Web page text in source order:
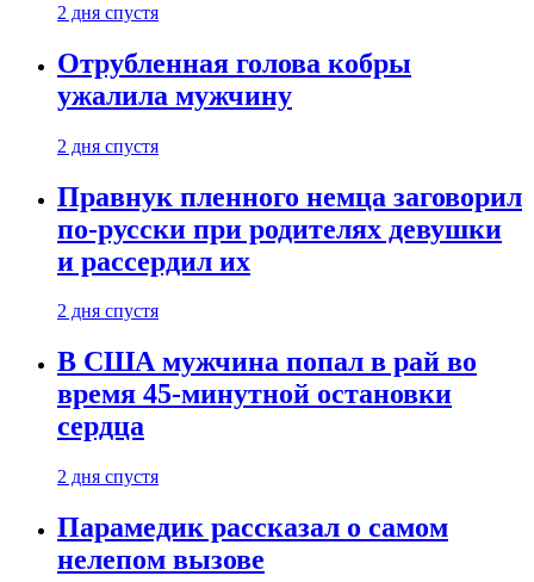
2 дня спустя
Отрубленная голова кобры
ужалила мужчину
2 дня спустя
Правнук пленного немца заговорил
по-русски при родителях девушки
и рассердил их
2 дня спустя
В США мужчина попал в рай во
время 45-минутной остановки
сердца
2 дня спустя
Парамедик рассказал о самом
нелепом вызове